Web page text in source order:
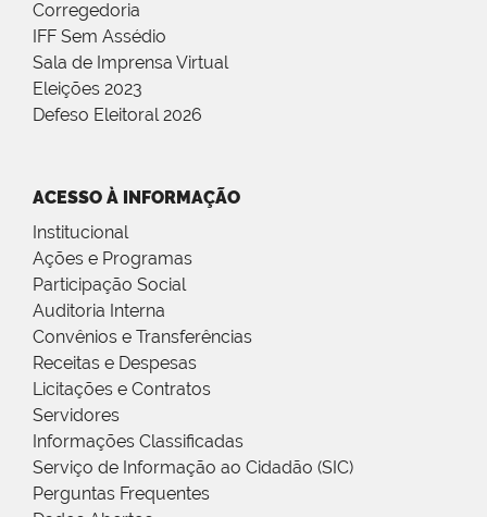
Corregedoria
IFF Sem Assédio
Sala de Imprensa Virtual
Eleições 2023
Defeso Eleitoral 2026
ACESSO À INFORMAÇÃO
Institucional
Ações e Programas
Participação Social
Auditoria Interna
Convênios e Transferências
Receitas e Despesas
Licitações e Contratos
Servidores
Informações Classificadas
Serviço de Informação ao Cidadão (SIC)
Perguntas Frequentes